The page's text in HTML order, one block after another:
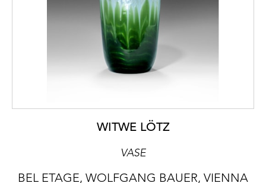
WITWE LÖTZ
VASE
BEL ETAGE, WOLFGANG BAUER, VIENNA